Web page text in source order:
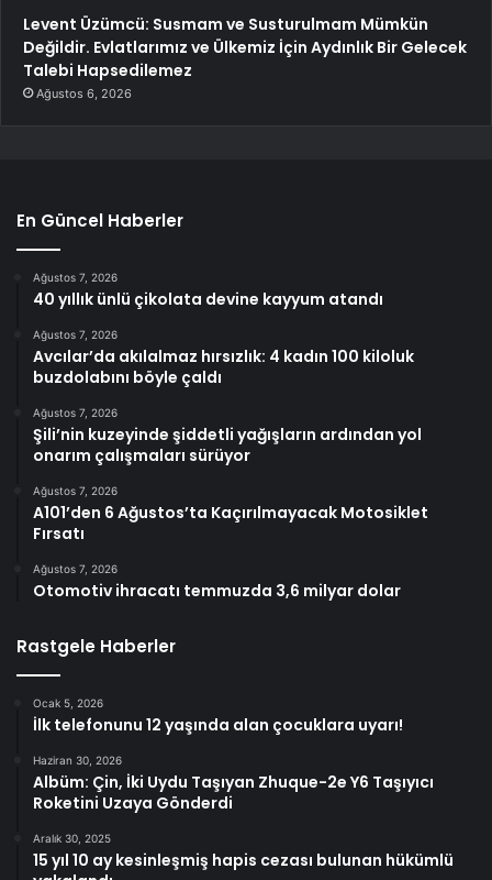
Levent Üzümcü: Susmam ve Susturulmam Mümkün
Değildir. Evlatlarımız ve Ülkemiz İçin Aydınlık Bir Gelecek
Talebi Hapsedilemez
Ağustos 6, 2026
En Güncel Haberler
Ağustos 7, 2026
40 yıllık ünlü çikolata devine kayyum atandı
Ağustos 7, 2026
Avcılar’da akılalmaz hırsızlık: 4 kadın 100 kiloluk
buzdolabını böyle çaldı
Ağustos 7, 2026
Şili’nin kuzeyinde şiddetli yağışların ardından yol
onarım çalışmaları sürüyor
Ağustos 7, 2026
A101’den 6 Ağustos’ta Kaçırılmayacak Motosiklet
Fırsatı
Ağustos 7, 2026
Otomotiv ihracatı temmuzda 3,6 milyar dolar
Rastgele Haberler
Ocak 5, 2026
İlk telefonunu 12 yaşında alan çocuklara uyarı!
Haziran 30, 2026
Albüm: Çin, İki Uydu Taşıyan Zhuque-2e Y6 Taşıyıcı
Roketini Uzaya Gönderdi
Aralık 30, 2025
15 yıl 10 ay kesinleşmiş hapis cezası bulunan hükümlü